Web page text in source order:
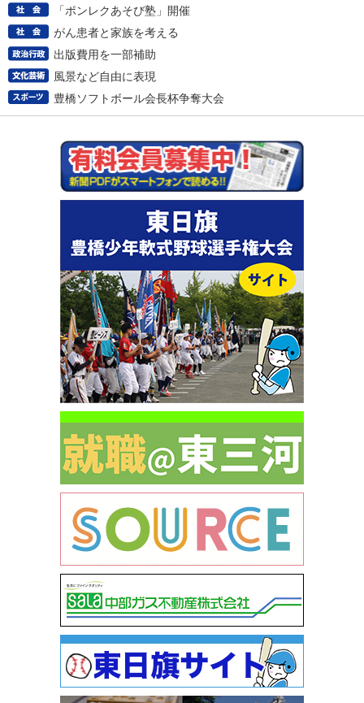
「ポンレクあそび塾」開催
がん患者と家族を考える
出版費用を一部補助
風景など自由に表現
豊橋ソフトボール会長杯争奪大会